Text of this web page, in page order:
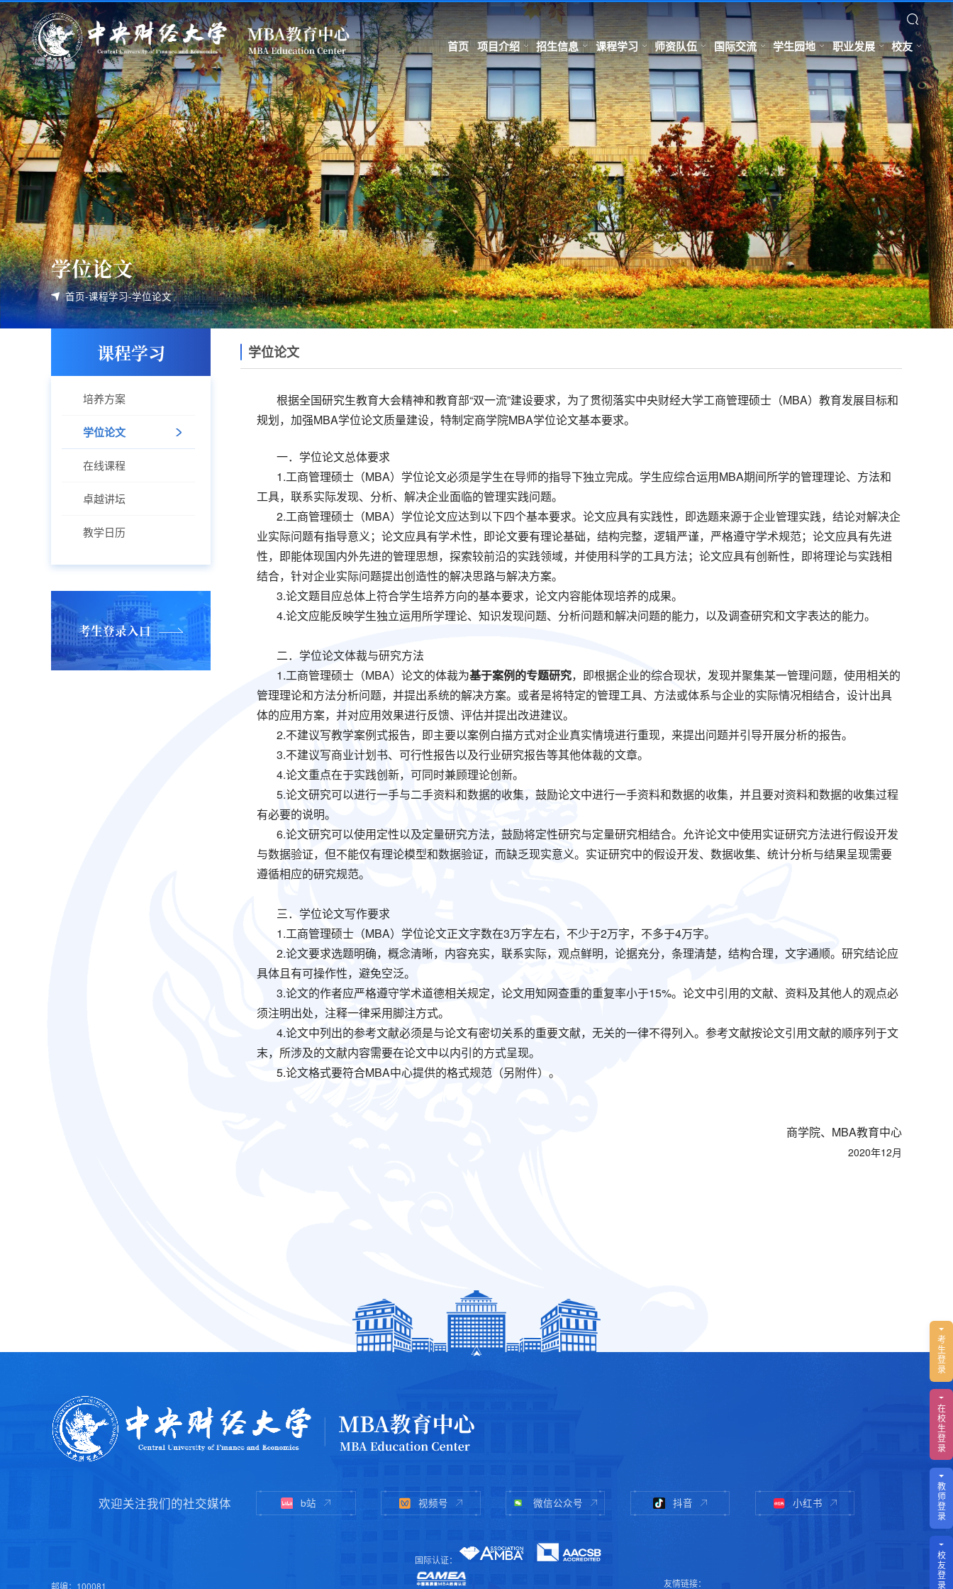
首页 项目介绍 招生信息 课程学习 师资队伍 国际交流 学生园地 职业发展 校友
学位论文
首页-课程学习-学位论文
课程学习
培养方案
学位论文
在线课程
卓越讲坛
教学日历
考生登录入口
学位论文
根据全国研究生教育大会精神和教育部“双一流”建设要求，为了贯彻落实中央财经大学工商管理硕士（MBA）教育发展目标和
规划，加强MBA学位论文质量建设，特制定商学院MBA学位论文基本要求。
一．学位论文总体要求
1.工商管理硕士（MBA）学位论文必须是学生在导师的指导下独立完成。学生应综合运用MBA期间所学的管理理论、方法和
工具，联系实际发现、分析、解决企业面临的管理实践问题。
2.工商管理硕士（MBA）学位论文应达到以下四个基本要求。论文应具有实践性，即选题来源于企业管理实践，结论对解决企
业实际问题有指导意义；论文应具有学术性，即论文要有理论基础，结构完整，逻辑严谨，严格遵守学术规范；论文应具有先进
性，即能体现国内外先进的管理思想，探索较前沿的实践领域，并使用科学的工具方法；论文应具有创新性，即将理论与实践相
结合，针对企业实际问题提出创造性的解决思路与解决方案。
3.论文题目应总体上符合学生培养方向的基本要求，论文内容能体现培养的成果。
4.论文应能反映学生独立运用所学理论、知识发现问题、分析问题和解决问题的能力，以及调查研究和文字表达的能力。
二．学位论文体裁与研究方法
1.工商管理硕士（MBA）论文的体裁为基于案例的专题研究，即根据企业的综合现状，发现并聚集某一管理问题，使用相关的
管理理论和方法分析问题，并提出系统的解决方案。或者是将特定的管理工具、方法或体系与企业的实际情况相结合，设计出具
体的应用方案，并对应用效果进行反馈、评估并提出改进建议。
2.不建议写教学案例式报告，即主要以案例白描方式对企业真实情境进行重现，来提出问题并引导开展分析的报告。
3.不建议写商业计划书、可行性报告以及行业研究报告等其他体裁的文章。
4.论文重点在于实践创新，可同时兼顾理论创新。
5.论文研究可以进行一手与二手资料和数据的收集，鼓励论文中进行一手资料和数据的收集，并且要对资料和数据的收集过程
有必要的说明。
6.论文研究可以使用定性以及定量研究方法，鼓励将定性研究与定量研究相结合。允许论文中使用实证研究方法进行假设开发
与数据验证，但不能仅有理论模型和数据验证，而缺乏现实意义。实证研究中的假设开发、数据收集、统计分析与结果呈现需要
遵循相应的研究规范。
三．学位论文写作要求
1.工商管理硕士（MBA）学位论文正文字数在3万字左右，不少于2万字，不多于4万字。
2.论文要求选题明确，概念清晰，内容充实，联系实际，观点鲜明，论据充分，条理清楚，结构合理，文字通顺。研究结论应
具体且有可操作性，避免空泛。
3.论文的作者应严格遵守学术道德相关规定，论文用知网查重的重复率小于15%。论文中引用的文献、资料及其他人的观点必
须注明出处，注释一律采用脚注方式。
4.论文中列出的参考文献必须是与论文有密切关系的重要文献，无关的一律不得列入。参考文献按论文引用文献的顺序列于文
末，所涉及的文献内容需要在论文中以内引的方式呈现。
5.论文格式要符合MBA中心提供的格式规范（另附件）。
商学院、MBA教育中心
2020年12月
欢迎关注我们的社交媒体 b站 视频号 微信公众号 抖音 小红书
邮编：100081
国际认证：
友情链接：
考
生
登
录
在
校
生
登
录
教
师
登
录
校
友
登
录